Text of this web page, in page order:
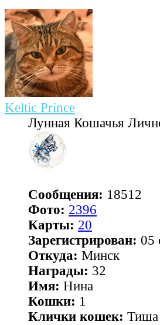
Keltic Prince
Лунная Кошачья
Сообщения: 18512
Фото: 2396
Карты: 20
Зарегистрирован: 05
Откуда: Минск
Награды: 32
Имя: Нина
Кошки: 1
Клички кошек: Тиша